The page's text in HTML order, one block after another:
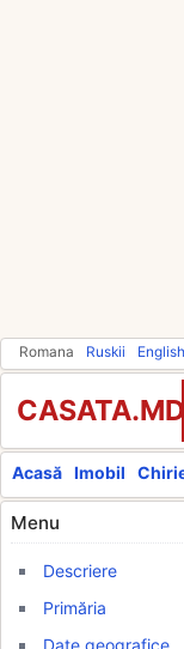
Romana Ruskii English
CASATA.MD
Acasă Imobil
Menu
Descriere
Primăria
Date geografice